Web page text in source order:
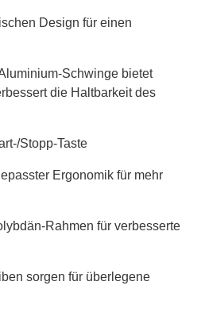
Design für einen
Schwinge bietet
die Haltbarkeit des
Stopp-Taste
Ergonomik für mehr
Rahmen für verbesserte
sorgen für überlegene